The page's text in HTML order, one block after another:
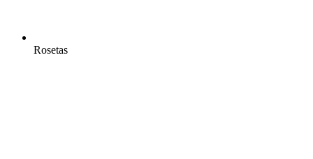
Rosetas